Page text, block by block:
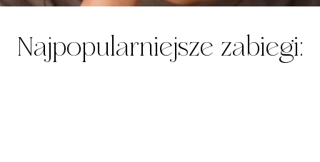
Najpopularniejsze zabiegi: